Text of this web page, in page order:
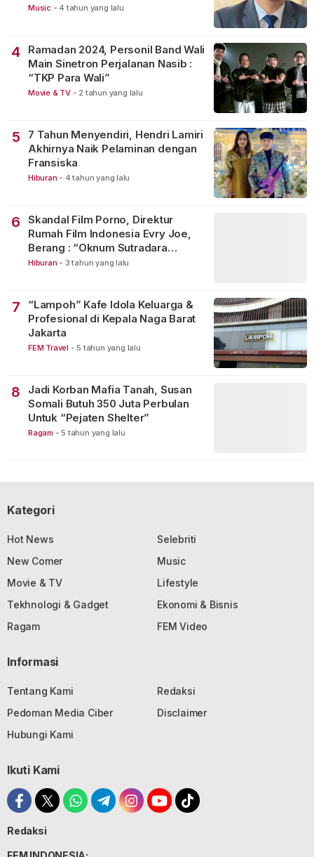
Music - 4 tahun yang lalu
4
Ramadan 2024, Personil Band Wali
Main Sinetron Perjalanan Nasib :
“TKP Para Wali”
Movie & TV - 2 tahun yang lalu
5
7 Tahun Menyendiri, Hendri Lamiri
Akhirnya Naik Pelaminan dengan
Fransiska
Hiburan - 4 tahun yang lalu
6
Skandal Film Porno, Direktur
Rumah Film Indonesia Evry Joe,
Berang : “Oknum Sutradara
Merusak Perfilman Indonesia”!
Hiburan - 3 tahun yang lalu
7
“Lampoh” Kafe Idola Keluarga &
Profesional di Kepala Naga Barat
Jakarta
FEM Travel - 5 tahun yang lalu
8
Jadi Korban Mafia Tanah, Susan
Somali Butuh 350 Juta Perbulan
Untuk “Pejaten Shelter”
Ragam - 5 tahun yang lalu
Kategori
Hot News
Selebriti
New Comer
Music
Movie & TV
Lifestyle
Tekhnologi & Gadget
Ekonomi & Bisnis
Ragam
FEM Video
Informasi
Tentang Kami
Redaksi
Pedoman Media Ciber
Disclaimer
Hubungi Kami
Ikuti Kami
Redaksi